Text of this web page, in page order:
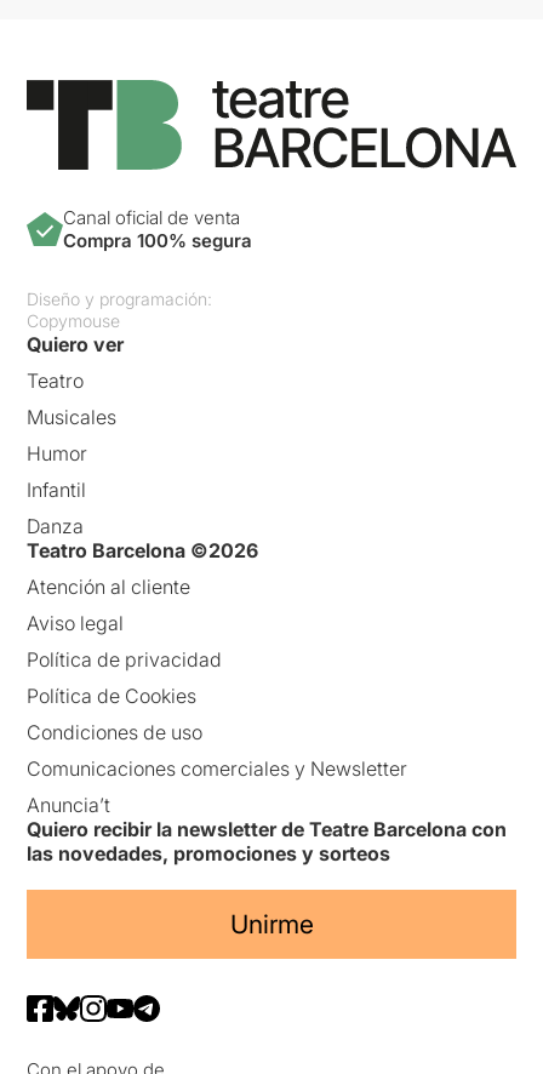
Canal oficial de venta
Compra 100% segura
Diseño y programación:
Copymouse
Quiero ver
Teatro
Musicales
Humor
Infantil
Danza
Teatro Barcelona ©2026
Atención al cliente
Aviso legal
Política de privacidad
Política de Cookies
Condiciones de uso
Comunicaciones comerciales y Newsletter
Anuncia’t
Quiero recibir la newsletter de Teatre Barcelona con
las novedades, promociones y sorteos
Unirme